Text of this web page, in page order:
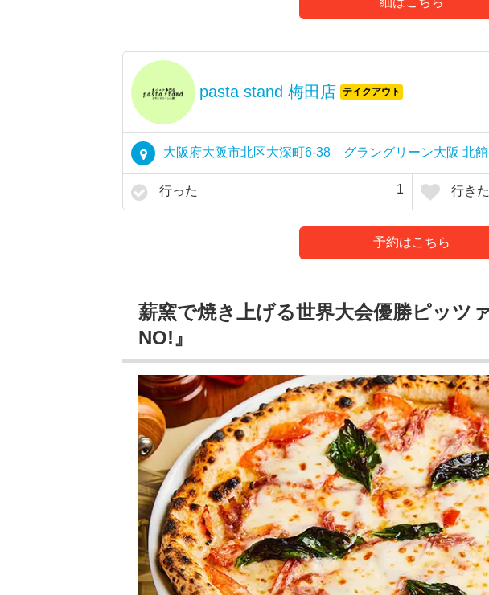
pasta stand 梅田店 テイクアウト
大阪府大阪市北区大深町6-38 グラングリーン大阪 北
行った 1 行き
予約はこちら
薪窯で焼き上げる世界大会優勝ピッツ
NO!』